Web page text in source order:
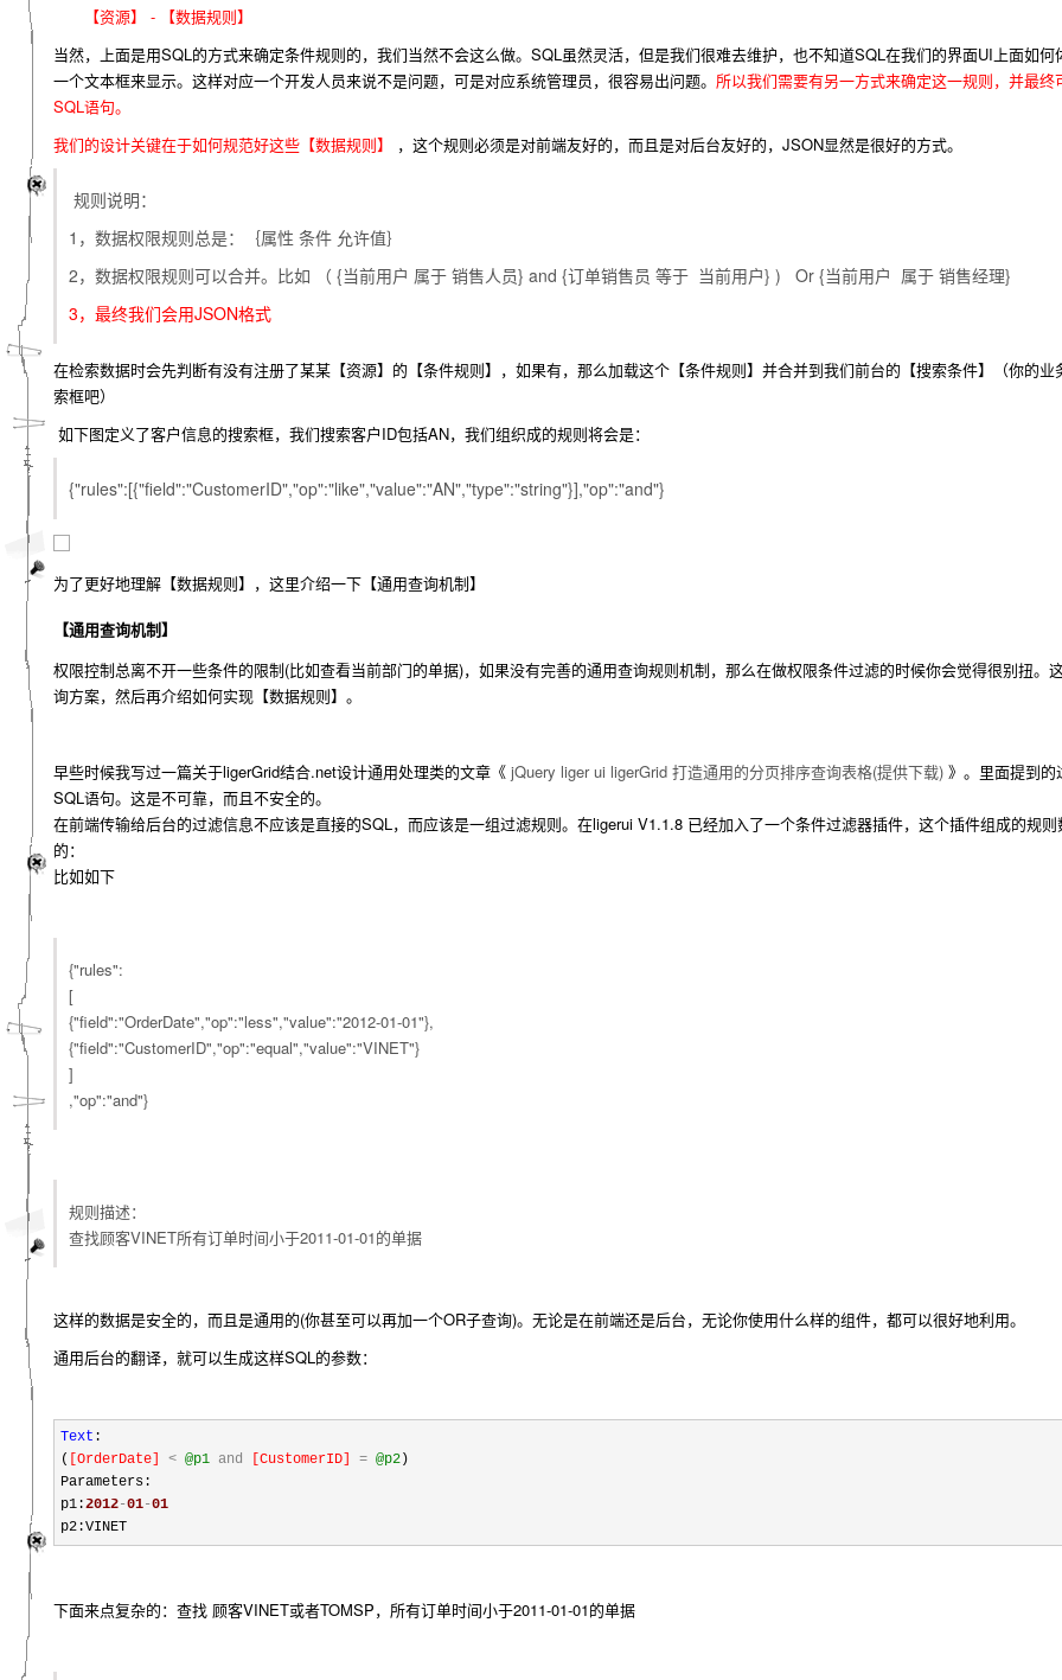
【资源】 - 【数据规则】
当然，上面是用SQL的方式来确定条件规则的，我们当然不会这么做。SQL虽然灵活，但是我们很难去维护，也不知道SQL在我们的界面UI上面如何
一个文本框来显示。这样对应一个开发人员来说不是问题，可是对应系统管理员，很容易出问题。 所以我们需要有另一方式来确定这一规则，并最终
SQL语句。
我们的设计关键在于如何规范好这些【数据规则】
，这个规则必须是对前端友好的，而且是对后台友好的，JSON显然是很好的方式。
规则说明：
1，数据权限规则总是：｛属性 条件 允许值｝
2，数据权限规则可以合并。比如 （ {当前用户 属于 销售人员} and {订单销售员 等于 当前用户} ) Or {当前用户 属于 销售经理}
3，最终我们会用JSON格式
在检索数据时会先判断有没有注册了某某【资源】的【条件规则】，如果有，那么加载这个【条件规则】并合并到我们前台的【搜索条件】（你的业
索框吧）
如下图定义了客户信息的搜索框，我们搜索客户ID包括AN，我们组织成的规则将会是：
{"rules":[{"field":"CustomerID","op":"like","value":"AN","type":"string"}],"op":"and"}
为了更好地理解【数据规则】，这里介绍一下【通用查询机制】
【通用查询机制】
权限控制总离不开一些条件的限制(比如查看当前部门的单据)，如果没有完善的通用查询规则机制，那么在做权限条件过滤的时候你会觉得很别扭。
询方案，然后再介绍如何实现【数据规则】。
早些时候我写过一篇关于ligerGrid结合.net设计通用处理类的文章《 jQuery liger ui ligerGrid 打造通用的分页排序查询表格(提供下载) 》。里面提到
SQL语句。这是不可靠，而且不安全的。
在前端传输给后台的过滤信息不应该是直接的SQL，而应该是一组过滤规则。在ligerui V1.1.8 已经加入了一个条件过滤器插件，这个插件组成的规
的：
比如如下
{"rules":
[
{"field":"OrderDate","op":"less","value":"2012-01-01"},
{"field":"CustomerID","op":"equal","value":"VINET"}
]
,"op":"and"}
规则描述：
查找顾客VINET所有订单时间小于2011-01-01的单据
这样的数据是安全的，而且是通用的(你甚至可以再加一个OR子查询)。无论是在前端还是后台，无论你使用什么样的组件，都可以很好地利用。
通用后台的翻译，就可以生成这样SQL的参数：
Text :
(
OrderDate < @p1 and CustomerID = @p2 )
Parameters:
p1:2012-01-01
p2:VINET
下面来点复杂的：查找 顾客VINET或者TOMSP，所有订单时间小于2011-01-01的单据